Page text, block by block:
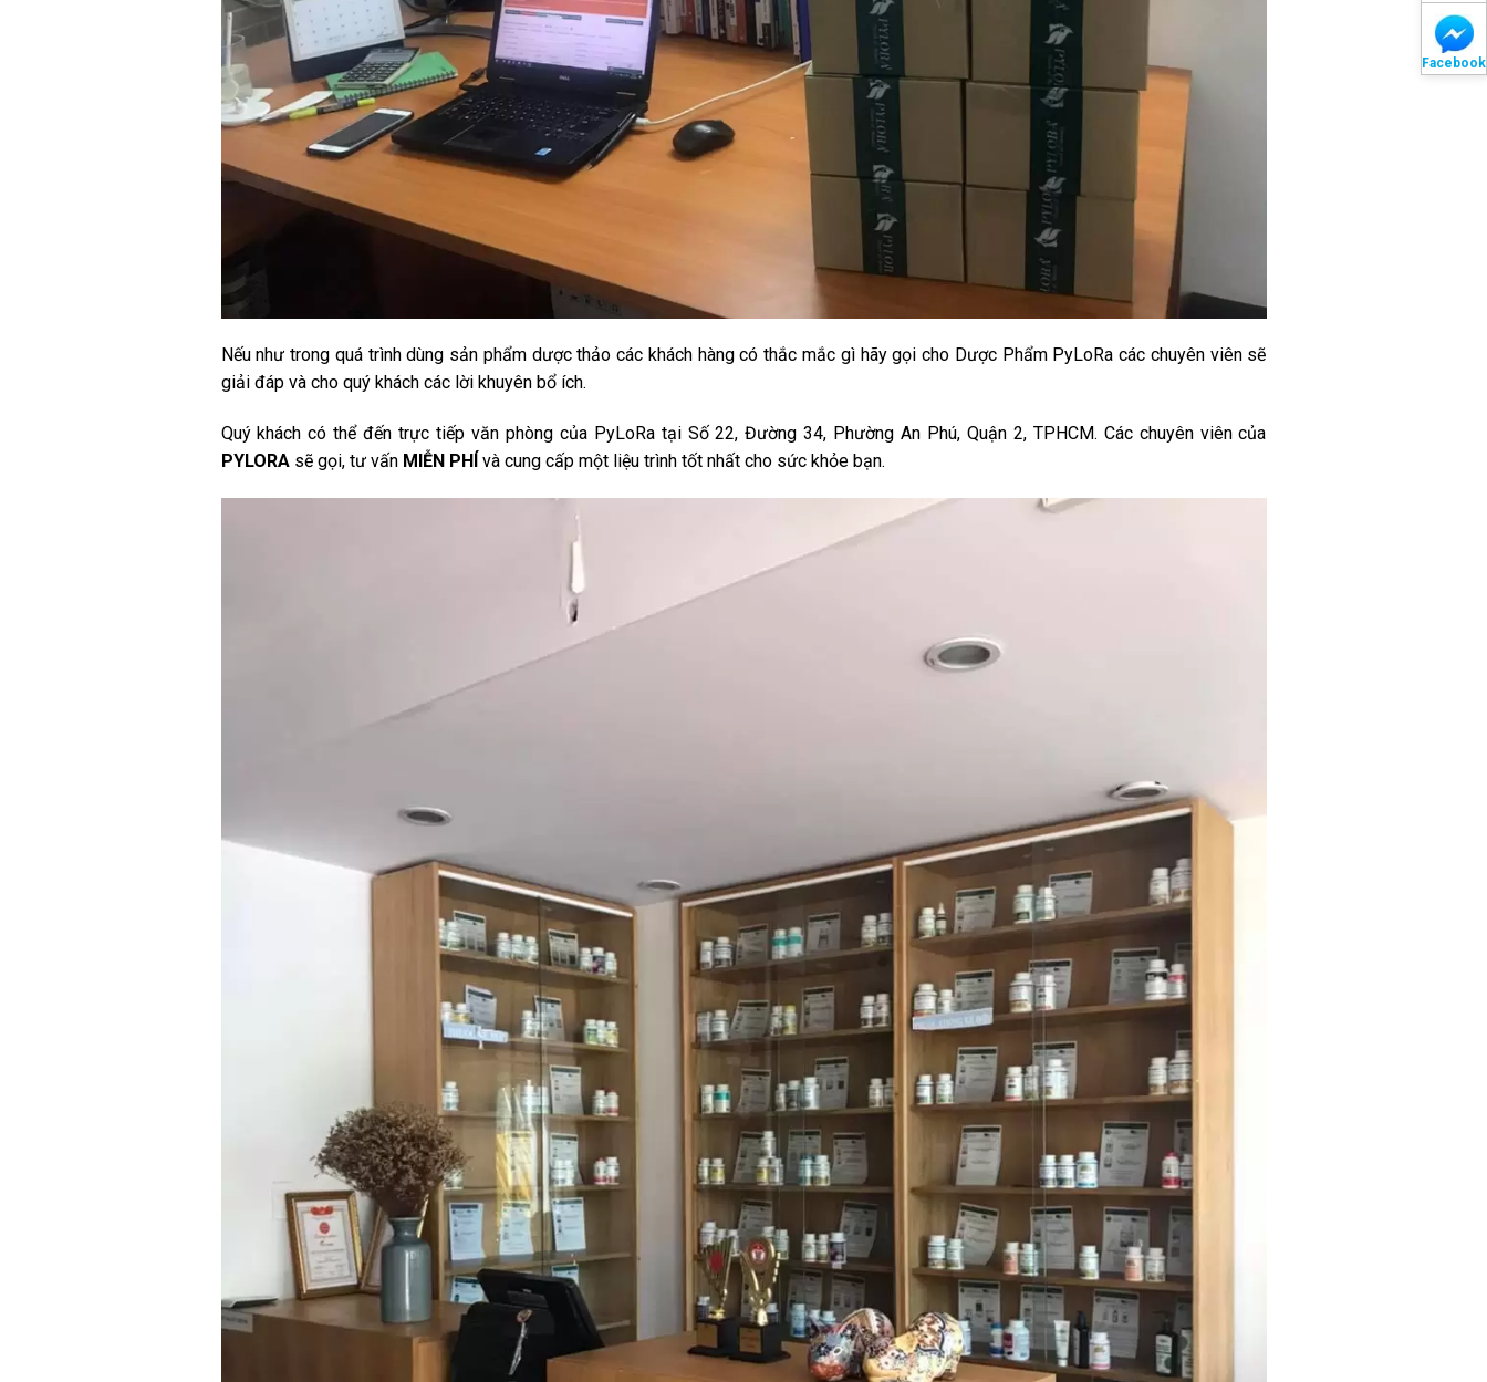
Facebook
Nếu như trong quá trình dùng sản phẩm dược thảo các khách hàng có thắc mắc gì hãy gọi cho Dược Phẩm PyLoRa các chuyên viên sẽ
giải đáp và cho quý khách các lời khuyên bổ ích.
Quý khách có thể đến trực tiếp văn phòng của PyLoRa tại Số 22, Đường 34, Phường An Phú, Quận 2, TPHCM. Các chuyên viên của
PYLORAsẽ gọi, tư vấnMIỄN PHÍ và cung cấp một liệu trình tốt nhất cho sức khỏe bạn.